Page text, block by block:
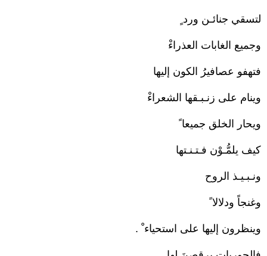
لتسقي جنائـن ورد ٍ
وجميع الغابات العذراءْ
فتهفو عصافيرُ الكون إليها
وينام على زنـبـقها الشعراءْ
ويحار الخلق جميعا ً
كيف يلمُّـوْن فـتـنـتها
ونـبـيـذ الروح
وغنجاً ودلالا ً
وينظرون إليها على استحياء ْ .